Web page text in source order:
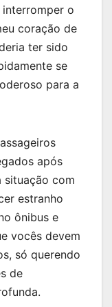
interromper o
coração de
ter sido
se
para a
após
situação com
estranho
ônibus e
vocês devem
só querendo
de